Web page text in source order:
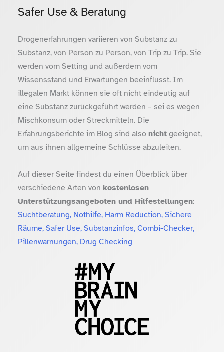
Safer Use & Beratung
Drogenerfahrungen variieren von Substanz zu
Substanz, von Person zu Person, von Trip zu Trip. Sie
werden vom Setting und außerdem vom
Wissensstand und Erwartungen beeinflusst. Im
illegalen Markt können sie oft nicht eindeutig auf
eine Substanz zurückgeführt werden – sei es wegen
Mischkonsum oder Streckmitteln. Die
Erfahrungsberichte im Blog sind also nichtgeeignet,
um aus ihnen allgemeine Schlüsse abzuleiten.
Auf dieser Seite findest du einen Überblick über
verschiedene Arten von kostenlosen
Unterstützungsangeboten und Hilfestellungen:
Suchtberatung, Nothilfe, Harm Reduction, Sichere
Räume, Safer Use, Substanzinfos, Combi-Checker,
Pillenwarnungen, Drug Checking